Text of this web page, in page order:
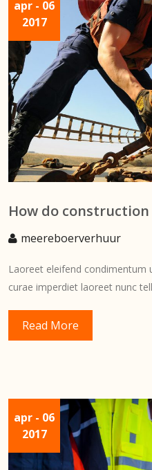
apr - 06
2017
How do
meereboerverhuur
Laoreet eleifend condimentum
curae imperdiet laoreet nunc
Read More
apr - 06
2017